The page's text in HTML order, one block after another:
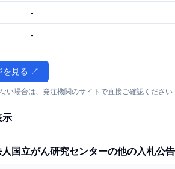
-
-
を見る ↗
い場合は、発注機関のサイトで直接ご確認ください
示
国立がん研究センターの他の入札公告